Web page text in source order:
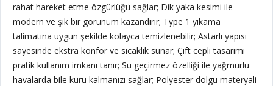
rahat hareket etme özgürlüğü sağlar; Dik yaka kesimi ile
modern ve şık bir görünüm kazandırır; Type 1 yıkama
talimatına uygun şekilde kolayca temizlenebilir; Astarlı yapısı
sayesinde ekstra konfor ve sıcaklık sunar; Çift cepli tasarımı
pratik kullanım imkanı tanır; Su geçirmez özelliği ile yağmurlu
havalarda bile kuru kalmanızı sağlar; Polyester dolgu materyali